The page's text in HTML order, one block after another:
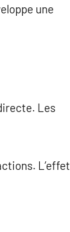
une
Les
L’effet